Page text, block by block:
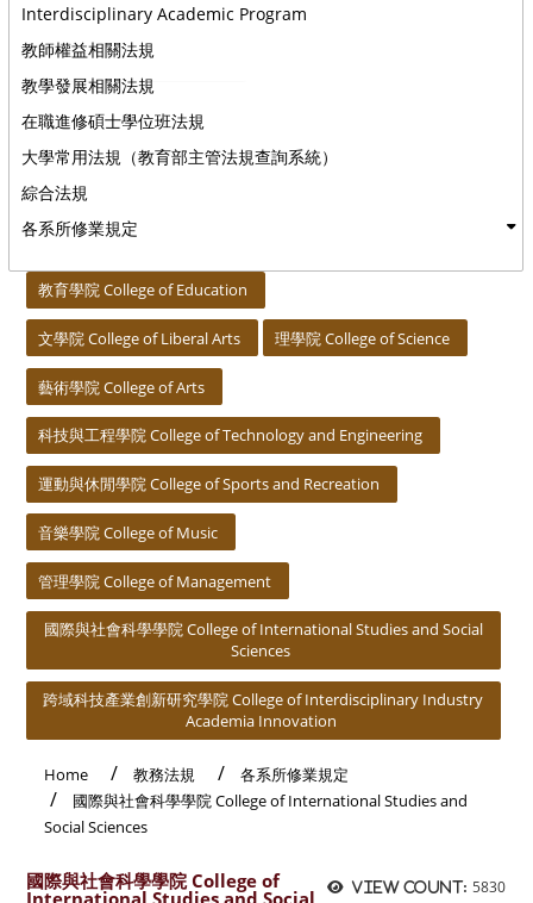
Interdisciplinary Academic Program
教師權益相關法規
教學發展相關法規
在職進修碩士學位班法規
大學常用法規（教育部主管法規查詢系統）
綜合法規
各系所修業規定
教育學院 College of Education
文學院 College of Liberal Arts 理學院 College of Science
藝術學院 College of Arts
科技與工程學院 College of Technology and Engineering
運動與休閒學院 College of Sports and Recreation
音樂學院 College of Music
管理學院 College of Management
國際與社會科學學院 College of International Studies and Social
Sciences
跨域科技產業創新研究學院 College of Interdisciplinary Industry
Academia Innovation
Home 教務法規
各系所修業規定
國際與社會科學學院 College of International Studies and
Social Sciences
View count: 5830
國際與社會科學學院 College of